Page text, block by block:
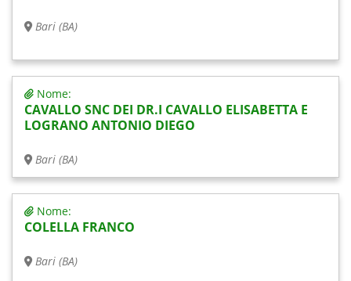
Bari (BA)
Nome:
CAVALLO SNC DEI DR.I CAVALLO ELISABETTA E
LOGRANO ANTONIO DIEGO
Bari (BA)
Nome:
COLELLA FRANCO
Bari (BA)